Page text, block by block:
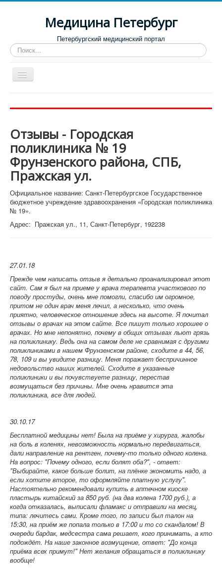
Медицина Петербург
Петербургский медицинский портал
Искать...
Toggle
Navigation
Роддома и женские консультации
Диспансеры
Лучшие клиники по направлениям
Отзывы о медицинских учреждениях
Отзывы - Городская
поликлиника № 19
Фрунзенского района, СПБ,
Пражская ул.
Официальное название: Санкт-Петербургское Государственное
бюджетное учреждение здравоохранения «Городская поликлиника
№ 19».
Адрес: Пражская ул., 11, Санкт-Петербург, 192238
27.01.18
Прежде чем написать отзыв я детально проанализировал этот
сайт. Сам я был на приеме у врача терапевта участкового по
поводу простуды, очень мне помогли, спасибо им огромное,
притом не один врач меня лечил, а несколько, что очень
приятно, человеческое отношение здесь на высоте. Я почитал
отзывы о врачах на этом сайте. Все пишут только хорошее о
врачах. Но мне непонятно, почему в общих отзывах льют грязь
на поликлинику. Ведь она на самом деле не сравнимая с другими
поликлиниками в нашем Фрунзенском районе, сходите в 44, 56,
78, 109 и вы увидите разницу. Меня поражает беспричинное
недовольство наших жителей. Сходите в указанные
поликлиники и вы почувствуете разницу, перестав
возмущаться без причины. Мне очень нравится эта
поликлиника, все для людей.
30.10.17
Бесплатной медицины нет! Была на приёме у хирурга, жалобы
на боль в коленях, невозможность нормально передвигаться,
дали направление на рентген, почему-то только одного колена.
На вопрос: "Почему одного, если болят оба?", - ответ:
"Выбирайте, какое больше болит, на плёнке экономить надо, а
если хотите второе, то оформляйте платную услугу".
Настоятельно рекомендовали купить в аптечном киоске
пластырь китайский за 850 руб. (на два колена 1700 руб.), а
когда отказалась, выписали фламакс и отправили на месяц,
типа: лечитесь сами. Кроме того, по записи был талон на
15:30, на приём же попала только в 17:00 и то со скандалом! В
очереди бардак, медсестра сама решает, кого принимать, а кто
подождёт. На наше законное возмущение, ответ: "До конца
приёма всех примут!" Нет желания обращаться в поликлинику
вообще!